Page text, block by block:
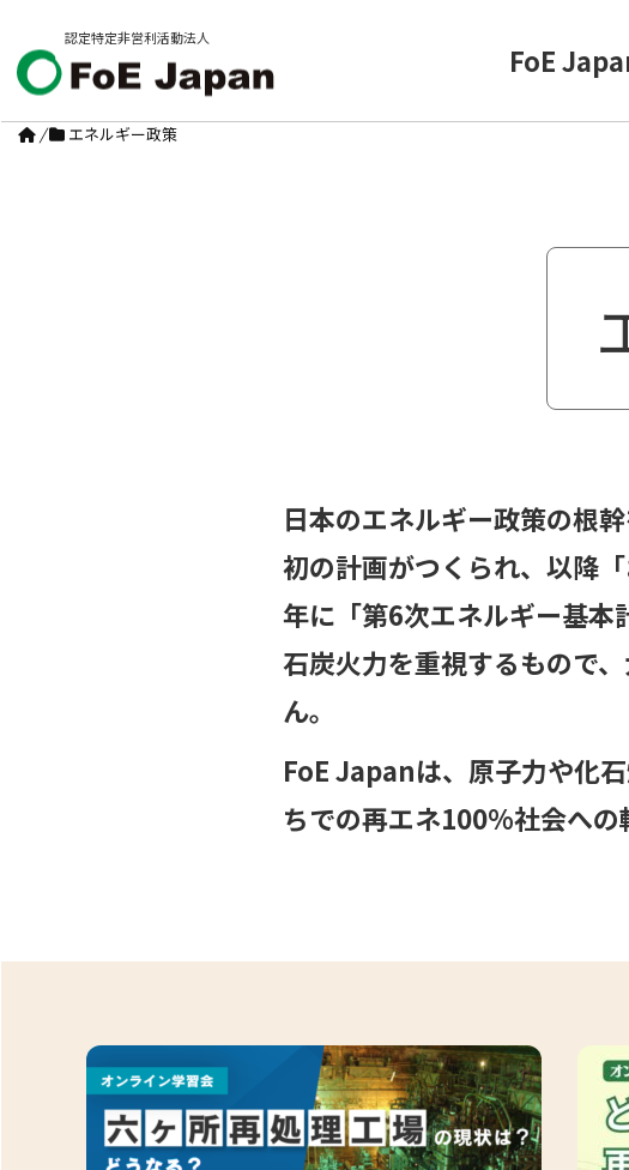
認定特定非営利活動法人
FoE
/ エネルギー政策
日本のエネルギー政策の根
初の計画がつくられ、以降
年に「第6次エネルギー基本
石炭火力を重視するもので
ん。
FoE Japanは、原子力や化
ちでの再エネ100%社会への